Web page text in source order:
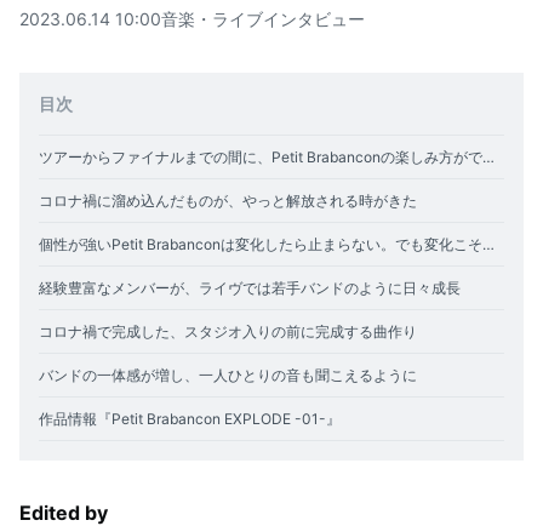
2023.06.14 10:00音楽・ライブインタビュー
目次
ツアーからファイナルまでの間に、Petit Brabanconの楽しみ方ができあがっていた
コロナ禍に溜め込んだものが、やっと解放される時がきた
個性が強いPetit Brabanconは変化したら止まらない。でも変化こそがバンドのおもしろさ
経験豊富なメンバーが、ライヴでは若手バンドのように日々成長
コロナ禍で完成した、スタジオ入りの前に完成する曲作り
バンドの一体感が増し、一人ひとりの音も聞こえるように
作品情報『Petit Brabancon EXPLODE -01-』
Edited by